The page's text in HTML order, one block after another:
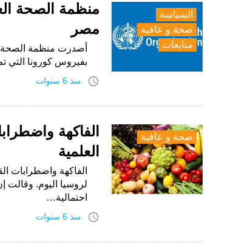
السياسة
صحة و عافية
متابعات
منظمة الصحة
مصر
أصدرت منظمة الصحة
بفيروس كورونا التي
access_time منذ 6 سنوات
صحة و عافية
الفاكهة
العلمية
الفاكهة واضطرابات
لروسيا اليوم. وقالت
احتمالية…
access_time منذ 6 سنوات